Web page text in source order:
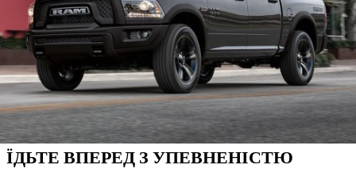
ЇДЬТЕ ВПЕРЕД З УПЕВНЕНІСТЮ